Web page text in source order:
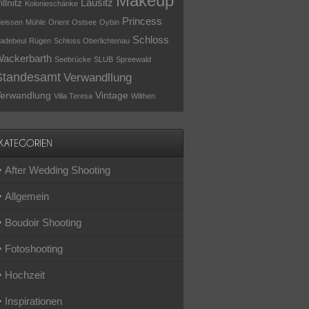
Kolonieschänke Lausitz
Mühle Orient Ostsee Oybin Princess
Rügen Schloss Oberlichtenau Schloss
Seebrücke SLUB Spreewald
Verwandllung
Villa Teresa Vintage Wilthen
After Wedding Shooting
Allgemein
Boudoir Shooting
Fotoshooting
Hochzeit
Inspirationen